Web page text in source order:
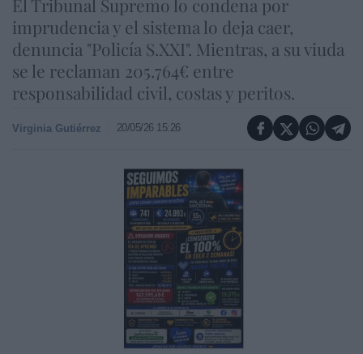
El Tribunal Supremo lo condena por
imprudencia y el sistema lo deja caer,
denuncia "Policía S.XXI". Mientras, a su viuda
se le reclaman 205.764€ entre
responsabilidad civil, costas y peritos.
Virginia Gutiérrez 20/05/26 15:26